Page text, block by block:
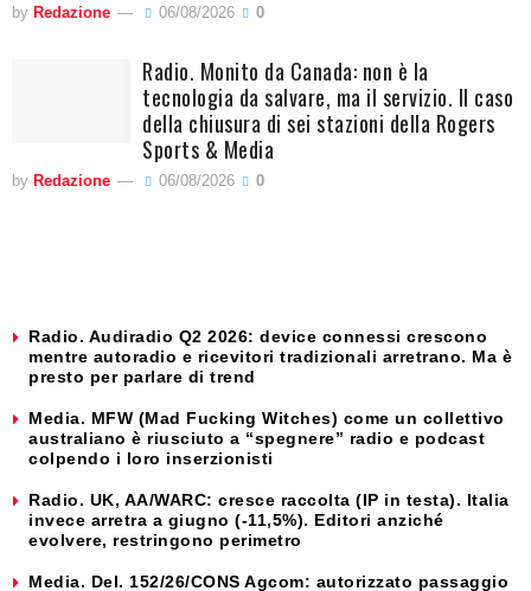
by Redazione 06/08/2026 0
Radio. Monito da Canada: non è la
tecnologia da salvare, ma il servizio. Il caso
della chiusura di sei stazioni della Rogers
Sports & Media
by Redazione 06/08/2026 0
Radio. Audiradio Q2 2026: device connessi crescono
mentre autoradio e ricevitori tradizionali arretrano. Ma è
presto per parlare di trend
Media. MFW (Mad Fucking Witches) come un collettivo
australiano è riusciuto a “spegnere” radio e podcast
colpendo i loro inserzionisti
Radio. UK, AA/WARC: cresce raccolta (IP in testa). Italia
invece arretra a giugno (-11,5%). Editori anziché
evolvere, restringono perimetro
Media. Del. 152/26/CONS Agcom: autorizzato passaggio